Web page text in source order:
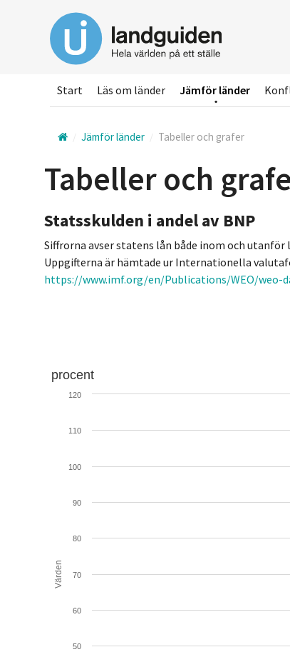
huvudinnehållet
Start Läs om länder Jämför länder
Jämför länder Tabeller och grafer
Tabeller och
Statsskulden i andel av BNP
Siffrorna avser statens lån både inom och
Uppgifterna är hämtade ur Internationella
https://www.imf.org/en/Publications/WEO/weo-
Värden
procent
50
60
70
80
90
100
110
120